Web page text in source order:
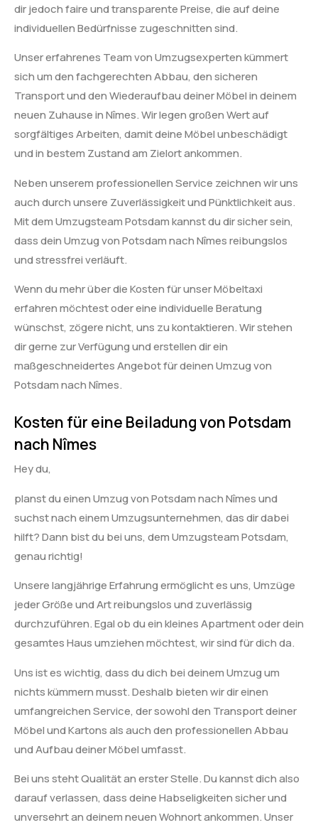
dir jedoch faire und transparente Preise, die auf deine
individuellen Bedürfnisse zugeschnitten sind.
Unser erfahrenes Team von Umzugsexperten kümmert
sich um den fachgerechten Abbau, den sicheren
Transport und den Wiederaufbau deiner Möbel in deinem
neuen Zuhause in Nîmes. Wir legen großen Wert auf
sorgfältiges Arbeiten, damit deine Möbel unbeschädigt
und in bestem Zustand am Zielort ankommen.
Neben unserem professionellen Service zeichnen wir uns
auch durch unsere Zuverlässigkeit und Pünktlichkeit aus.
Mit dem Umzugsteam Potsdam kannst du dir sicher sein,
dass dein Umzug von Potsdam nach Nîmes reibungslos
und stressfrei verläuft.
Wenn du mehr über die Kosten für unser Möbeltaxi
erfahren möchtest oder eine individuelle Beratung
wünschst, zögere nicht, uns zu kontaktieren. Wir stehen
dir gerne zur Verfügung und erstellen dir ein
maßgeschneidertes Angebot für deinen Umzug von
Potsdam nach Nîmes.
Kosten für eine Beiladung von Potsdam
nach Nîmes
Hey du,
planst du einen Umzug von Potsdam nach Nîmes und
suchst nach einem Umzugsunternehmen, das dir dabei
hilft? Dann bist du bei uns, dem Umzugsteam Potsdam,
genau richtig!
Unsere langjährige Erfahrung ermöglicht es uns, Umzüge
jeder Größe und Art reibungslos und zuverlässig
durchzuführen. Egal ob du ein kleines Apartment oder dein
gesamtes Haus umziehen möchtest, wir sind für dich da.
Uns ist es wichtig, dass du dich bei deinem Umzug um
nichts kümmern musst. Deshalb bieten wir dir einen
umfangreichen Service, der sowohl den Transport deiner
Möbel und Kartons als auch den professionellen Abbau
und Aufbau deiner Möbel umfasst.
Bei uns steht Qualität an erster Stelle. Du kannst dich also
darauf verlassen, dass deine Habseligkeiten sicher und
unversehrt an deinem neuen Wohnort ankommen. Unser